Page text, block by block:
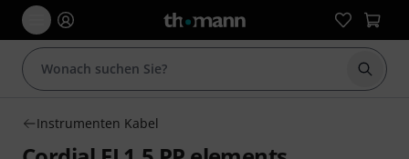
Suche
Instrumenten Kabel